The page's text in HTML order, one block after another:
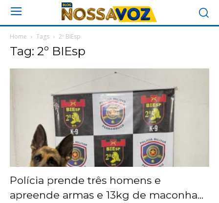
Home Tags 2º BIEsp
Tag: 2º BIEsp
Polícia prende três homens e
apreende armas e 13kg de maconha...